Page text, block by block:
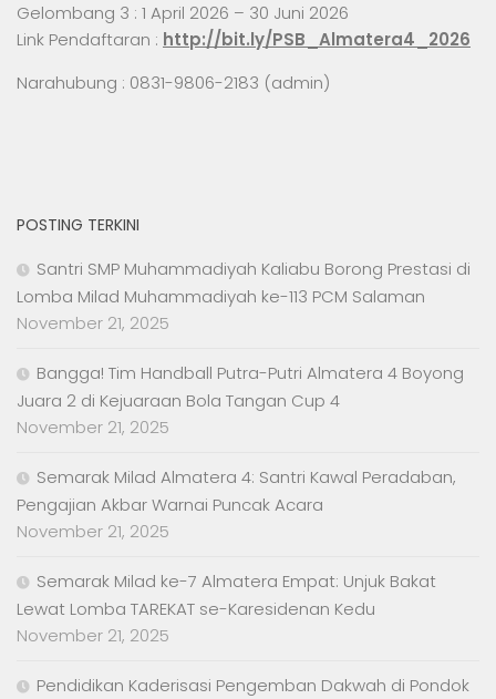
Gelombang 3 : 1 April 2026 – 30 Juni 2026
Link Pendaftaran : http://bit.ly/PSB_Almatera4_2026
Narahubung : 0831-9806-2183 (admin)
POSTING TERKINI
Santri SMP Muhammadiyah Kaliabu Borong Prestasi di
Lomba Milad Muhammadiyah ke-113 PCM Salaman
November 21, 2025
Bangga! Tim Handball Putra-Putri Almatera 4 Boyong
Juara 2 di Kejuaraan Bola Tangan Cup 4
November 21, 2025
Semarak Milad Almatera 4: Santri Kawal Peradaban,
Pengajian Akbar Warnai Puncak Acara
November 21, 2025
Semarak Milad ke-7 Almatera Empat: Unjuk Bakat
Lewat Lomba TAREKAT se-Karesidenan Kedu
November 21, 2025
Pendidikan Kaderisasi Pengemban Dakwah di Pondok